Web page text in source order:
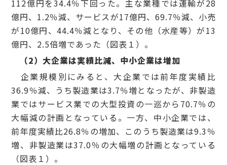
112億円を34.4％下回った。主な業種では運輸が28
億円、1.2％減、サービスが17億円、69.7％減、小売
が10億円、44.4％減となり、その他（水産等）が13
億円、2.5倍増であった（図表１）。
（2）大企業は実績比減、中小企業は増加
企業規模別にみると、大企業では前年度実績比
36.9％減、うち製造業は3.7％増となったが、非製造
業ではサービス業での大型投資の一巡から70.7％の
大幅減の計画となっている。一方、中小企業では、
前年度実績比26.8％の増加、このうち製造業は9.3％
増、非製造業は37.0％の大幅増の計画となっている
（図表１）。